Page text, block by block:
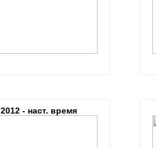
2012 - наст. время